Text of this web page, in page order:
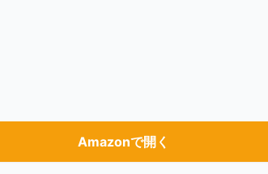
Amazonで開く